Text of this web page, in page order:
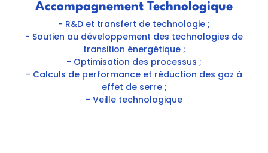
Accompagnement Technologique
- R&D et transfert de technologie ;
- Soutien au développement des technologies de
transition énergétique ;
- Optimisation des processus ;
- Calculs de performance et réduction des gaz à
effet de serre ;
- Veille technologique